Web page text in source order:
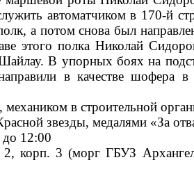
автоматчиком в 170-й
а потом снова был
этого полка Николай
В упорных боях на
в качестве шофера
в строительной
звезды, медалями «За
12:00
корп. 3 (морг ГБУЗ